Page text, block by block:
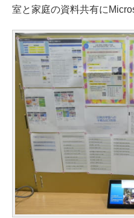
室と家庭の資料共有に